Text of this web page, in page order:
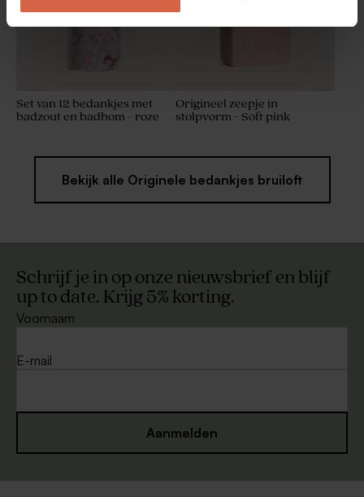
Set van 12 bedankjes met
badzout en badbom - roze
Origineel zeepje in
stolpvorm - Soft pink
Bekijk alle Originele bedankjes bruiloft
Schrijf je in op onze nieuwsbrief en blijf
up to date. Krijg 5% korting.
Voornaam
E-mail
Aanmelden